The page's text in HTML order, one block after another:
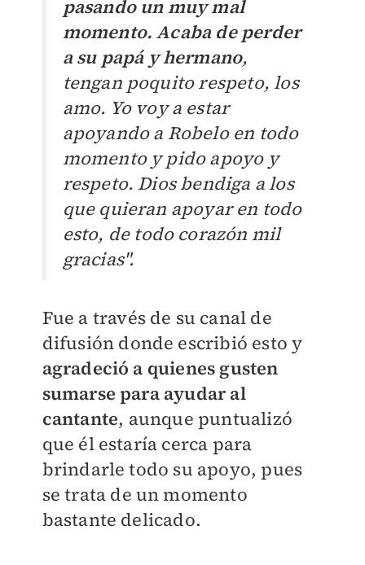
pasando un muy mal
momento. Acaba de perder
a su papá y hermano,
tengan poquito respeto, los
amo. Yo voy a estar
apoyando a Robelo en todo
momento y pido apoyo y
respeto. Dios bendiga a los
que quieran apoyar en todo
esto, de todo corazón mil
gracias".
Fue a través de su canal de
difusión donde escribió esto y
agradeció a quienes gusten
sumarse para ayudar al
cantante, aunque puntualizó
que él estaría cerca para
brindarle todo su apoyo, pues
se trata de un momento
bastante delicado.